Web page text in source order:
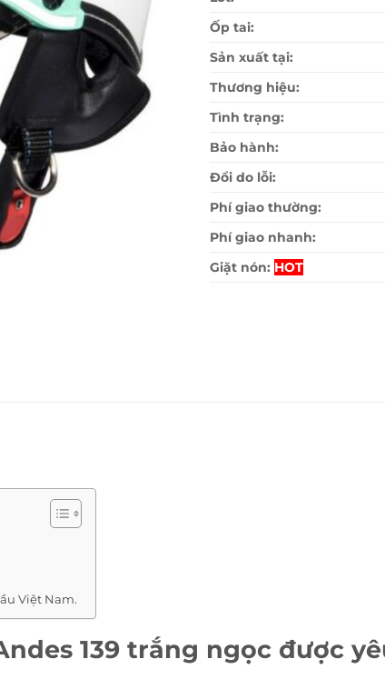
Ốp tai:
Sản xuất tại:
Thương hiệu:
Tình trạng:
Bảo hành:
Đổi do lỗi:
Phí giao thường:
Phí giao nhanh:
Giặt nón: HOT
Việt Nam.
139 trắng ngọc được